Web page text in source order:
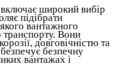
включає широкий вибір
підібрати
вантажного
транспорту. Вони
довговічністю та
безпечну
вантажах і